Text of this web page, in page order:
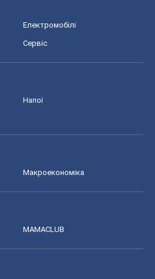
Електромобілі
Сервіс
Напої
Макроекономіка
MAMACLUB